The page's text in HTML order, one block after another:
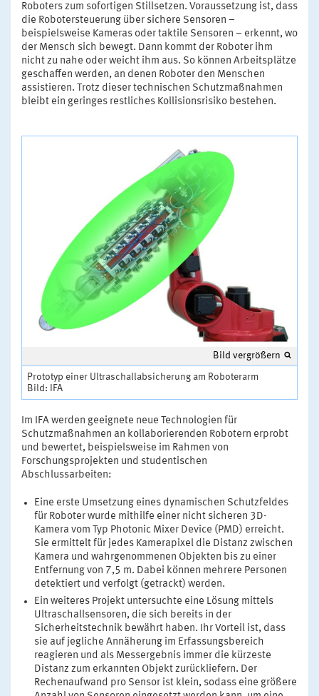
Roboters zum sofortigen Stillsetzen. Voraussetzung ist, dass
die Robotersteuerung über sichere Sensoren –
beispielsweise Kameras oder taktile Sensoren – erkennt, wo
der Mensch sich bewegt. Dann kommt der Roboter ihm
nicht zu nahe oder weicht ihm aus. So können Arbeitsplätze
geschaffen werden, an denen Roboter den Menschen
assistieren. Trotz dieser technischen Schutzmaßnahmen
bleibt ein geringes restliches Kollisionsrisiko bestehen.
Bild vergrößern
Prototyp einer Ultraschallabsicherung am Roboterarm
Bild: IFA
Im IFA werden geeignete neue Technologien für
Schutzmaßnahmen an kollaborierenden Robotern erprobt
und bewertet, beispielsweise im Rahmen von
Forschungsprojekten und studentischen
Abschlussarbeiten:
Eine erste Umsetzung eines dynamischen Schutzfeldes
für Roboter wurde mithilfe einer nicht sicheren 3D-
Kamera vom Typ Photonic Mixer Device (PMD) erreicht.
Sie ermittelt für jedes Kamerapixel die Distanz zwischen
Kamera und wahrgenommenen Objekten bis zu einer
Entfernung von 7,5 m. Dabei können mehrere Personen
detektiert und verfolgt (getrackt) werden.
Ein weiteres Projekt untersuchte eine Lösung mittels
Ultraschallsensoren, die sich bereits in der
Sicherheitstechnik bewährt haben. Ihr Vorteil ist, dass
sie auf jegliche Annäherung im Erfassungsbereich
reagieren und als Messergebnis immer die kürzeste
Distanz zum erkannten Objekt zurückliefern. Der
Rechenaufwand pro Sensor ist klein, sodass eine größere